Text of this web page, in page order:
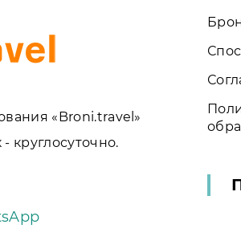
«Broni.travel»
круглосуточно.